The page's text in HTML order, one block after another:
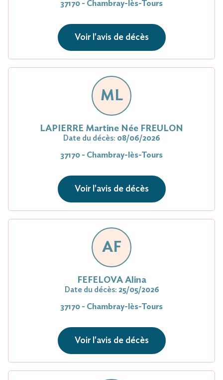
37170 - Chambray-lès-Tours
Voir l'avis de décès
ML
LAPIERRE Martine Née FREULON
Date du décès: 08/06/2026
37170 - Chambray-lès-Tours
Voir l'avis de décès
AF
FEFELOVA Alina
Date du décès: 25/05/2026
37170 - Chambray-lès-Tours
Voir l'avis de décès